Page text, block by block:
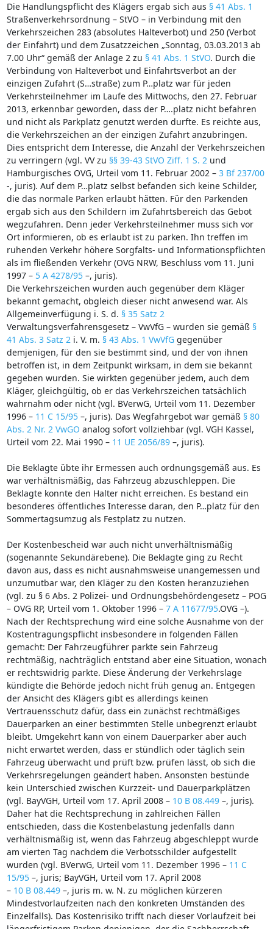
Die Handlungspflicht des Klägers ergab sich aus § 41 Abs. 1
Straßenverkehrsordnung – StVO – in Verbindung mit den
Verkehrszeichen 283 (absolutes Halteverbot) und 250 (Verbot
der Einfahrt) und dem Zusatzzeichen „Sonntag, 03.03.2013 ab
7.00 Uhr“ gemäß der Anlage 2 zu § 41 Abs. 1 StVO. Durch die
Verbindung von Halteverbot und Einfahrtsverbot an der
einzigen Zufahrt (S…straße) zum P…platz war für jeden
Verkehrsteilnehmer im Laufe des Mittwochs, den 27. Februar
2013, erkennbar geworden, dass der P….platz nicht befahren
und nicht als Parkplatz genutzt werden durfte. Es reichte aus,
die Verkehrszeichen an der einzigen Zufahrt anzubringen.
Dies entspricht dem Interesse, die Anzahl der Verkehrszeichen
zu verringern (vgl. VV zu §§ 39-43 StVO Ziff. 1 S. 2 und
Hamburgisches OVG, Urteil vom 11. Februar 2002 – 3 Bf 237/00
-, juris). Auf dem P…platz selbst befanden sich keine Schilder,
die das normale Parken erlaubt hätten. Für den Parkenden
ergab sich aus den Schildern im Zufahrtsbereich das Gebot
wegzufahren. Denn jeder Verkehrsteilnehmer muss sich vor
Ort informieren, ob es erlaubt ist zu parken. Ihn treffen im
ruhenden Verkehr höhere Sorgfalts- und Informationspflichten
als im fließenden Verkehr (OVG NRW, Beschluss vom 11. Juni
1997 – 5 A 4278/95–, juris).
Die Verkehrszeichen wurden auch gegenüber dem Kläger
bekannt gemacht, obgleich dieser nicht anwesend war. Als
Allgemeinverfügung i. S. d. § 35 Satz 2
Verwaltungsverfahrensgesetz – VwVfG – wurden sie gemäß §
41 Abs. 3 Satz 2 i. V. m. § 43 Abs. 1 VwVfGgegenüber
demjenigen, für den sie bestimmt sind, und der von ihnen
betroffen ist, in dem Zeitpunkt wirksam, in dem sie bekannt
gegeben wurden. Sie wirkten gegenüber jedem, auch dem
Kläger, gleichgültig, ob er das Verkehrszeichen tatsächlich
wahrnahm oder nicht (vgl. BVerwG, Urteil vom 11. Dezember
1996 – 11 C 15/95–, juris). Das Wegfahrgebot war gemäß § 80
Abs. 2 Nr. 2 VwGO analog sofort vollziehbar (vgl. VGH Kassel,
Urteil vom 22. Mai 1990 – 11 UE 2056/89–, juris).
Die Beklagte übte ihr Ermessen auch ordnungsgemäß aus. Es
war verhältnismäßig, das Fahrzeug abzuschleppen. Die
Beklagte konnte den Halter nicht erreichen. Es bestand ein
besonderes öffentliches Interesse daran, den P…platz für den
Sommertagsumzug als Festplatz zu nutzen.
Der Kostenbescheid war auch nicht unverhältnismäßig
(sogenannte Sekundärebene). Die Beklagte ging zu Recht
davon aus, dass es nicht ausnahmsweise unangemessen und
unzumutbar war, den Kläger zu den Kosten heranzuziehen
(vgl. zu § 6 Abs. 2 Polizei- und Ordnungsbehördengesetz – POG
– OVG RP, Urteil vom 1. Oktober 1996 – 7 A 11677/95.OVG –).
Nach der Rechtsprechung wird eine solche Ausnahme von der
Kostentragungspflicht insbesondere in folgenden Fällen
gemacht: Der Fahrzeugführer parkte sein Fahrzeug
rechtmäßig, nachträglich entstand aber eine Situation, wonach
er rechtswidrig parkte. Diese Änderung der Verkehrslage
kündigte die Behörde jedoch nicht früh genug an. Entgegen
der Ansicht des Klägers gibt es allerdings keinen
Vertrauensschutz dafür, dass ein zunächst rechtmäßiges
Dauerparken an einer bestimmten Stelle unbegrenzt erlaubt
bleibt. Umgekehrt kann von einem Dauerparker aber auch
nicht erwartet werden, dass er stündlich oder täglich sein
Fahrzeug überwacht und prüft bzw. prüfen lässt, ob sich die
Verkehrsregelungen geändert haben. Ansonsten bestünde
kein Unterschied zwischen Kurzzeit- und Dauerparkplätzen
(vgl. BayVGH, Urteil vom 17. April 2008 – 10 B 08.449–, juris).
Daher hat die Rechtsprechung in zahlreichen Fällen
entschieden, dass die Kostenbelastung jedenfalls dann
verhältnismäßig ist, wenn das Fahrzeug abgeschleppt wurde
am vierten Tag nachdem die Verbotsschilder aufgestellt
wurden (vgl. BVerwG, Urteil vom 11. Dezember 1996 – 11 C
15/95–, juris; BayVGH, Urteil vom 17. April 2008
– 10 B 08.449–, juris m. w. N. zu möglichen kürzeren
Mindestvorlaufzeiten nach den konkreten Umständen des
Einzelfalls). Das Kostenrisiko trifft nach dieser Vorlaufzeit bei